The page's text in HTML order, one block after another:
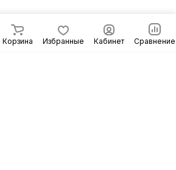
Корзина Избранные Кабинет Сравнение